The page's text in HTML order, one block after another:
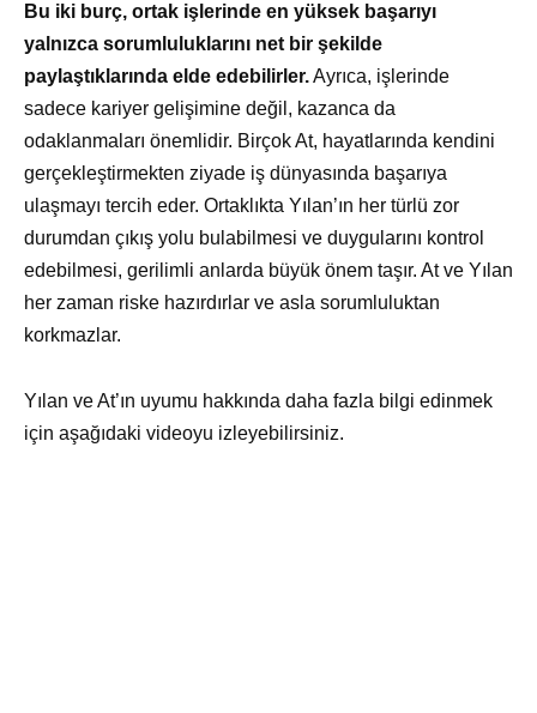
Bu iki burç, ortak işlerinde en yüksek başarıyı
yalnızca sorumluluklarını net bir şekilde
paylaştıklarında elde edebilirler.Ayrıca, işlerinde
sadece kariyer gelişimine değil, kazanca da
odaklanmaları önemlidir. Birçok At, hayatlarında kendini
gerçekleştirmekten ziyade iş dünyasında başarıya
ulaşmayı tercih eder. Ortaklıkta Yılan’ın her türlü zor
durumdan çıkış yolu bulabilmesi ve duygularını kontrol
edebilmesi, gerilimli anlarda büyük önem taşır. At ve Yılan
her zaman riske hazırdırlar ve asla sorumluluktan
korkmazlar.
Yılan ve At’ın uyumu hakkında daha fazla bilgi edinmek
için aşağıdaki videoyu izleyebilirsiniz.